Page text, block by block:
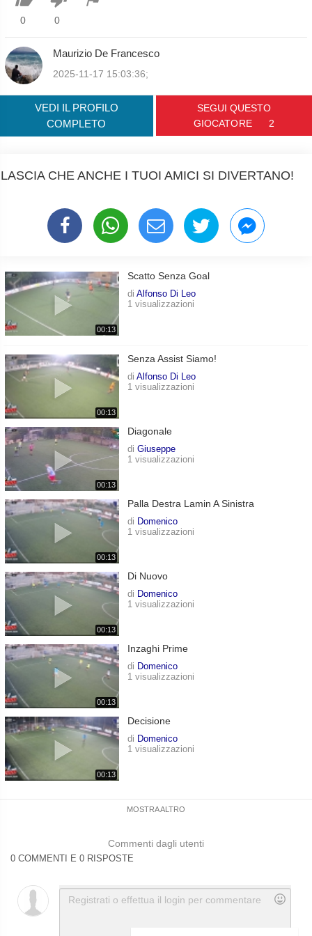
0 0
Maurizio De Francesco
2025-11-17 15:03:36;
VEDI IL PROFILO
COMPLETO
SEGUI QUESTO
GIOCATORE
2
LASCIA CHE ANCHE I TUOI AMICI SI DIVERTANO!
00:13
Scatto Senza Goal
di Alfonso Di Leo
1 visualizzazioni
00:13
Senza Assist Siamo!
di Alfonso Di Leo
1 visualizzazioni
00:13
Diagonale
di Giuseppe
1 visualizzazioni
00:13
Palla Destra Lamin A Sinistra
di Domenico
1 visualizzazioni
00:13
Di Nuovo
di Domenico
1 visualizzazioni
00:13
Inzaghi Prime
di Domenico
1 visualizzazioni
00:13
Decisione
di Domenico
1 visualizzazioni
MOSTRA ALTRO
Commenti dagli utenti
0 COMMENTI E 0 RISPOSTE